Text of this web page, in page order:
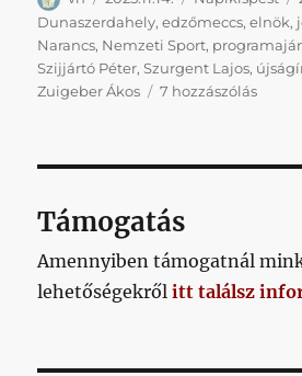
Dunaszerdahely,edzőmeccs,elnök,
Narancs, Nemzeti Sport,
Szijjártó Péter,Szurgent Lajos,
Zuigeber Ákos
7 hozzászólás
Támogatás
Amennyiben támogatnál
lehetőségekrőlitt találsz